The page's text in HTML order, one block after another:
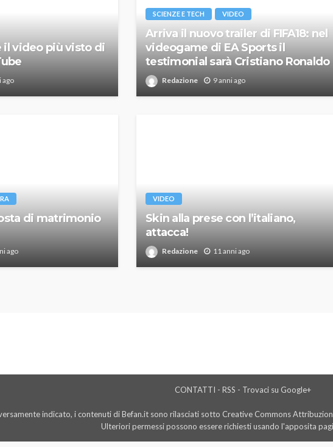
il video più visto di
ago
SCIENZE E TECH VIDEO
Arriva il nuovo trailer di FIFA18: nel
videogame di EA Sports il
testimonial sarà Cristiano Ronaldo
Redazione 9 anni ago
di matrimonio
ago
VIDEO
Skin alla prese con l’italiano,
attacca!
Redazione 11 anni ago
CONTATTI - RSS - Trovaci su Google+
indicato, i contenuti di Befan.it sono rilasciati sotto Creative Commons
Ulteriori permessi possono essere richiesti usando l'apposita